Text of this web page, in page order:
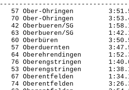
57 Ober-Ohringen
70 Ober-Ohringen
42 Oberbueren/SG
63 Oberbueren/SG
60 Oberbüren
57 Oberduernten
Oberehrendingen
76 Oberengstringen
53 Oberengstringen
67 Oberentfelden
Oberentfelden